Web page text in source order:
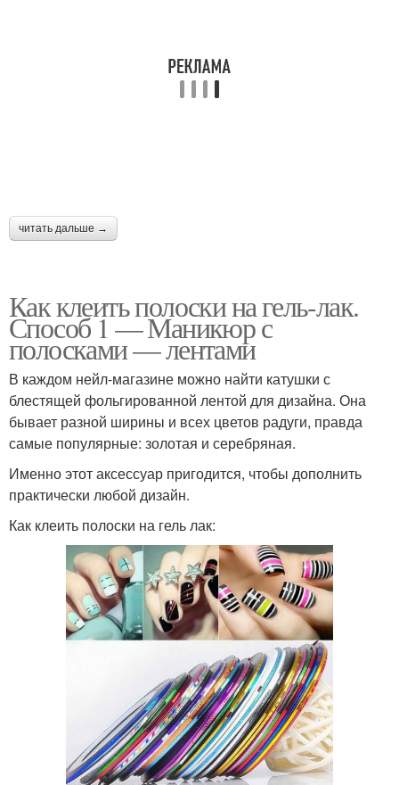
читать дальше →
Как клеить полоски на гель-лак.
Способ 1 — Маникюр с
полосками — лентами
В каждом нейл-магазине можно найти катушки с
блестящей фольгированной лентой для дизайна. Она
бывает разной ширины и всех цветов радуги, правда
самые популярные: золотая и серебряная.
Именно этот аксессуар пригодится, чтобы дополнить
практически любой дизайн.
Как клеить полоски на гель лак: